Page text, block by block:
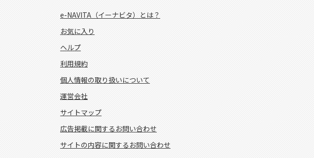
e-NAVITA（イーナビタ）とは？
お気に入り
ヘルプ
利用規約
個人情報の取り扱いについて
運営会社
サイトマップ
広告掲載に関するお問い合わせ
サイトの内容に関するお問い合わせ